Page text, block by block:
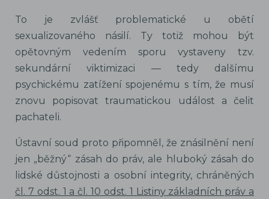
To je zvlášť problematické u obětí
sexualizovaného násilí. Ty totiž mohou být
opětovným vedením sporu vystaveny tzv.
sekundární viktimizaci — tedy dalšímu
psychickému zatížení spojenému s tím, že musí
znovu popisovat traumatickou událost a čelit
pachateli.
Ústavní soud proto připomněl, že znásilnění není
jen „běžný“ zásah do práv, ale hluboký zásah do
lidské důstojnosti a osobní integrity, chráněných
čl. 7 odst. 1 a čl. 10 odst. 1 Listiny základních práv a